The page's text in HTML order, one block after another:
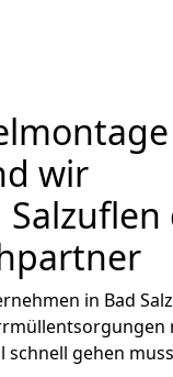
wir
in Bad
schnell gehen